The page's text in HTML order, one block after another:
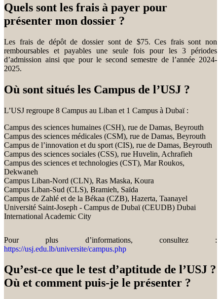
Quels sont les frais à payer pour
présenter mon dossier ?
Les frais de dépôt de dossier sont de $75. Ces frais sont non
remboursables et payables une seule fois pour les 3 périodes
d’admission ainsi que pour le second semestre de l’année 2024-
2025.
Où sont situés les Campus de l’USJ ?
L’USJ regroupe 8 Campus au Liban et 1 Campus à Dubaï :
Campus des sciences humaines (CSH), rue de Damas, Beyrouth
Campus des sciences médicales (CSM), rue de Damas, Beyrouth
Campus de l’innovation et du sport (CIS), rue de Damas, Beyrouth
Campus des sciences sociales (CSS), rue Huvelin, Achrafieh
Campus des sciences et technologies (CST), Mar Roukos,
Dekwaneh
Campus Liban-Nord (CLN), Ras Maska, Koura
Campus Liban-Sud (CLS), Bramieh, Saïda
Campus de Zahlé et de la Békaa (CZB), Hazerta, Taanayel
Université Saint-Joseph - Campus de Dubaï (CEUDB) Dubai
International Academic City
Pour plus d’informations, consultez :
https://usj.edu.lb/universite/campus.php
Qu’est-ce que le test d’aptitude de l’USJ ?
Où et comment puis-je le présenter ?